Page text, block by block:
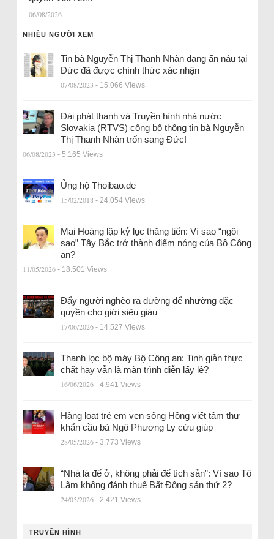
06/08/2026
NHIỀU NGƯỜI XEM
Tin bà Nguyễn Thị Thanh Nhàn đang ẩn náu tại
Đức đã được chính thức xác nhận
07/08/2023 - 15.066 Views
Đài phát thanh và Truyền hình nhà nước
Slovakia (RTVS) công bố thông tin bà Nguyễn
Thị Thanh Nhàn trốn sang Đức!
06/08/2023 - 5.165 Views
Ủng hộ Thoibao.de
15/02/2018 - 24.054 Views
Mai Hoàng lập kỷ lục thăng tiến: Vì sao “ngôi
sao” Tây Bắc trở thành điểm nóng của Bộ Công
an?
11/05/2026 - 18.501 Views
Đẩy người nghèo ra đường để nhường đặc
quyền cho giới siêu giàu
17/06/2026 - 14.527 Views
Thanh lọc bộ máy Bộ Công an: Tinh giản thực
chất hay vẫn là màn trình diễn lấy lệ?
16/06/2026 - 4.941 Views
Hàng loạt trẻ em ven sông Hồng viết tâm thư
khẩn cầu bà Ngô Phương Ly cứu giúp
28/05/2026 - 3.773 Views
“Nhà là để ở, không phải để tích sản”: Vì sao Tô
Lâm không đánh thuế Bất Động sản thứ 2?
24/05/2026 - 2.421 Views
TRUYỀN HÌNH